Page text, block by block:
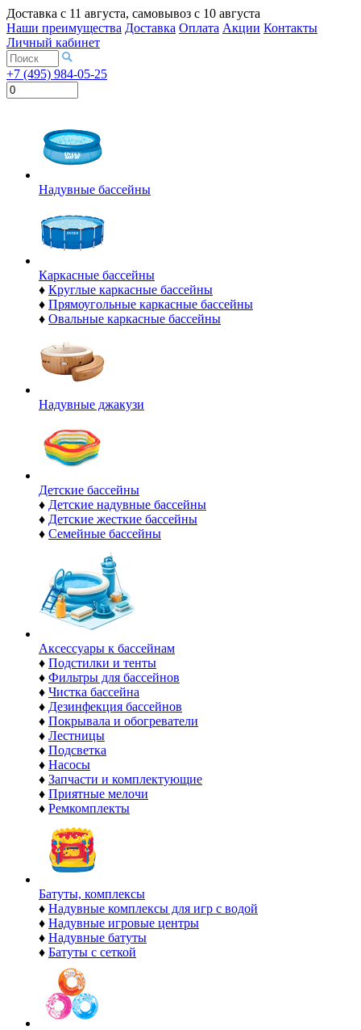
Доставка с 11 августа, самовывоз с 10 августа
Наши преимущества Доставка Оплата Акции Контакты
Личный кабинет
+7 (495) 984-05-25
Надувные бассейны
Каркасные бассейны
♦ Круглые каркасные бассейны
♦ Прямоугольные каркасные бассейны
♦ Овальные каркасные бассейны
Надувные джакузи
Детские бассейны
♦ Детские надувные бассейны
♦ Детские жесткие бассейны
♦ Семейные бассейны
Аксессуары к бассейнам
♦ Подстилки и тенты
♦ Фильтры для бассейнов
♦ Чистка бассейна
♦ Дезинфекция бассейнов
♦ Покрывала и обогреватели
♦ Лестницы
♦ Подсветка
♦ Насосы
♦ Запчасти и комплектующие
♦ Приятные мелочи
♦ Ремкомплекты
Батуты, комплексы
♦ Надувные комплексы для игр с водой
♦ Надувные игровые центры
♦ Надувные батуты
♦ Батуты с сеткой